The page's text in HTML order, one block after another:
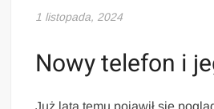
1 listopada, 2024
Nowy telefon i
Już lata temu pojawił się